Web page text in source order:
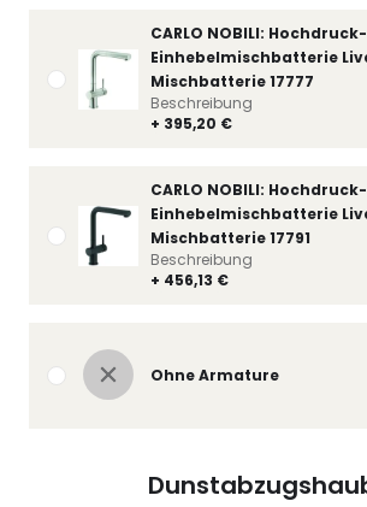
CARLO NOBILI: Hochdruck-
Einhebelmischbatterie
Mischbatterie 17777
+ 395,20 €
Beschreibung
CARLO NOBILI: Hochdruck-
Einhebelmischbatterie
Mischbatterie 17791
+ 456,13 €
Beschreibung
Ohne Armature